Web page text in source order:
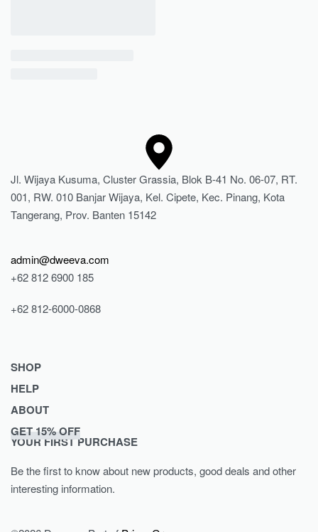
Jl. Wijaya Kusuma, Cluster Grassia, Blok B-41 No. 06-07, RT.
001, RW. 010 Banjar Wijaya, Kel. Cipete, Kec. Pinang, Kota
Tangerang, Prov. Banten 15142
admin@dweeva.com
+62 812 6900 185
+62 812-6000-0868
SHOP
Shop
Collections
Lookbook
Men
Kids
HELP
Returns & Exchanges
Privacy Policy
ABOUT
Journal
Contact
GET 15% OFF
YOUR FIRST PURCHASE
Be the first to know about new products, good deals and other
interesting information.